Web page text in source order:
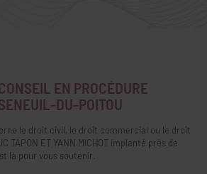
EN PROCÉDURE
DU-POITOU
le droit civil, le droit commercial ou le droit
TAPON ET YANN MICHOT implanté près de
là pour vous soutenir.